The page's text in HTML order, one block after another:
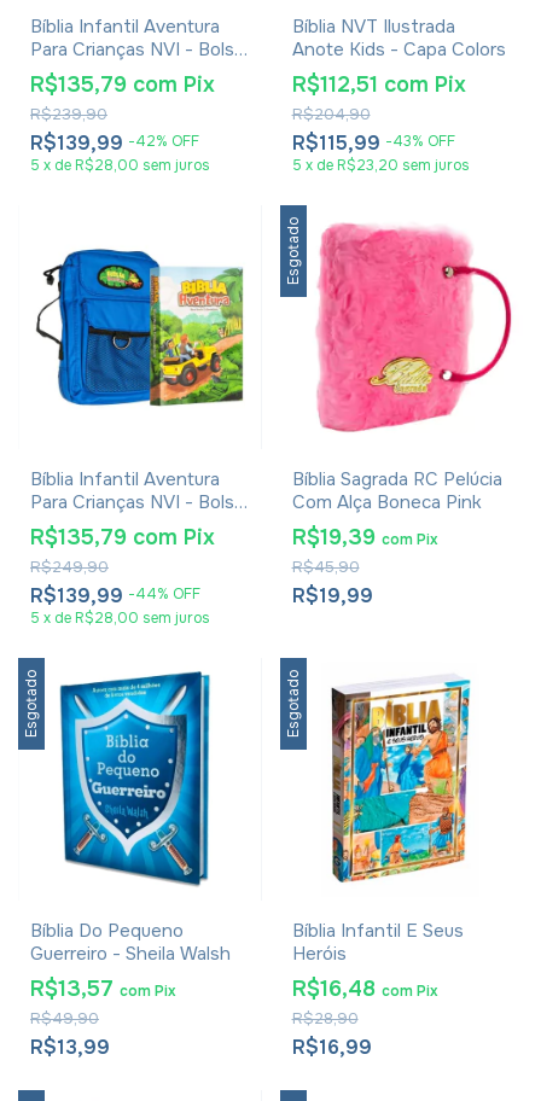
Bíblia Infantil Aventura
Para Crianças NVI - Bolsa
Rosa
R$139,99 -42% OFF
R$239,90
R$135,79 com Pix
5 x de R$28,00 sem juros
Bíblia NVT Ilustrada
Anote Kids - Capa Colors
R$115,99 -43% OFF
R$204,90
R$112,51 com Pix
5 x de R$23,20 sem juros
Bíblia Infantil Aventura
Para Crianças NVI - Bolsa
Azul
R$139,99 -44% OFF
R$249,90
R$135,79 com Pix
5 x de R$28,00 sem juros
Esgotado
Bíblia Sagrada RC Pelúcia
Com Alça Boneca Pink
R$19,99
R$45,90
R$19,39 com Pix
Esgotado
Bíblia Do Pequeno
Guerreiro - Sheila Walsh
R$13,99
R$49,90
R$13,57 comPix
Esgotado
Bíblia Infantil E Seus
Heróis
R$16,99
R$28,90
R$16,48 com Pix